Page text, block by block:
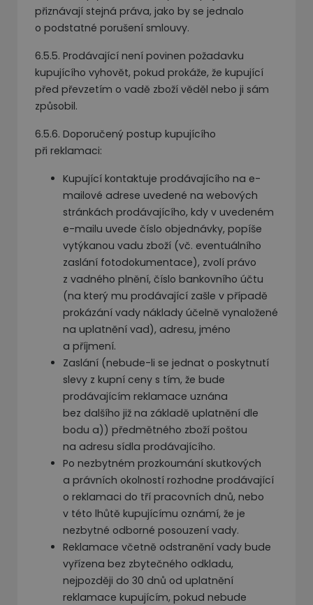
přiznávají stejná práva, jako by se jednalo
o podstatné porušení smlouvy.
6.5.5. Prodávající není povinen požadavku
kupujícího vyhovět, pokud prokáže, že kupující
před převzetím o vadě zboží věděl nebo ji sám
způsobil.
6.5.6. Doporučený postup kupujícího
při reklamaci:
Kupující kontaktuje prodávajícího na e-
mailové adrese uvedené na webových
stránkách prodávajícího, kdy v uvedeném
e-mailu uvede číslo objednávky, popíše
vytýkanou vadu zboží (vč. eventuálního
zaslání fotodokumentace), zvolí právo
z vadného plnění, číslo bankovního účtu
(na který mu prodávající zašle v případě
prokázání vady náklady účelně vynaložené
na uplatnění vad), adresu, jméno
a příjmení.
Zaslání (nebude-li se jednat o poskytnutí
slevy z kupní ceny s tím, že bude
prodávajícím reklamace uznána
bez dalšího již na základě uplatnění dle
bodu a)) předmětného zboží poštou
na adresu sídla prodávajícího.
Po nezbytném prozkoumání skutkových
a právních okolností rozhodne prodávající
o reklamaci do tří pracovních dnů, nebo
v této lhůtě kupujícímu oznámí, že je
nezbytné odborné posouzení vady.
Reklamace včetně odstranění vady bude
vyřízena bez zbytečného odkladu,
nejpozději do 30 dnů od uplatnění
reklamace kupujícím, pokud nebude